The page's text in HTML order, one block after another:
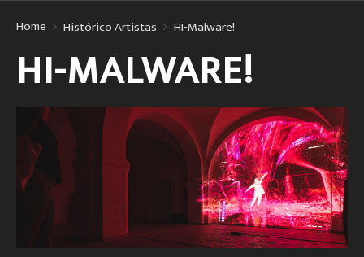
Home Histórico Artistas HI-Malware!
HI-MALWARE!